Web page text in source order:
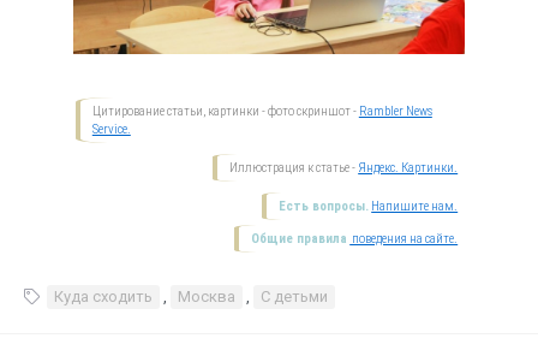
Цитирование статьи, картинки - фото скриншот - Rambler News
Service.
Иллюстрация к статье - Яндекс. Картинки.
Есть вопросы. Напишите нам.
Общие правила поведения на сайте.
Куда сходить Москва С детьми